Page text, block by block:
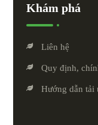
Khám phá
Liên hệ
Quy định,
Hướng dẫn tải